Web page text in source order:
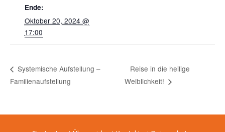
Ende:
Oktober 20, 2024 @
17:00
Systemische Aufstellung –
Familienaufstellung
Reise in die heilige
Weiblichkeit!